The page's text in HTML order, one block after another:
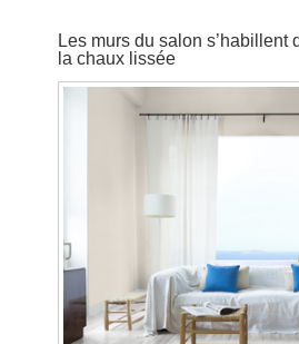
Les murs du salon s’habillent
la chaux lissée